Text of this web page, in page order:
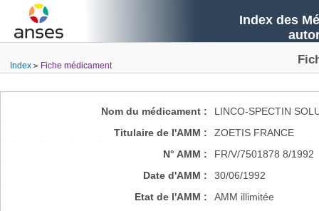
Index des
Index Fiche médicament
Nom du médicament :
LINCO-SPECTIN
Titulaire de l'AMM :
ZOETIS FRANCE
N° AMM :
FR/V/7501878 8/1992
Date d'AMM :
30/06/1992
Etat de l'AMM :
AMM illimitée